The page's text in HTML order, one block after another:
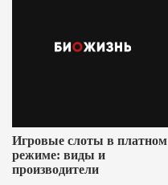
Игровые слоты в платном
режиме: виды и
производители